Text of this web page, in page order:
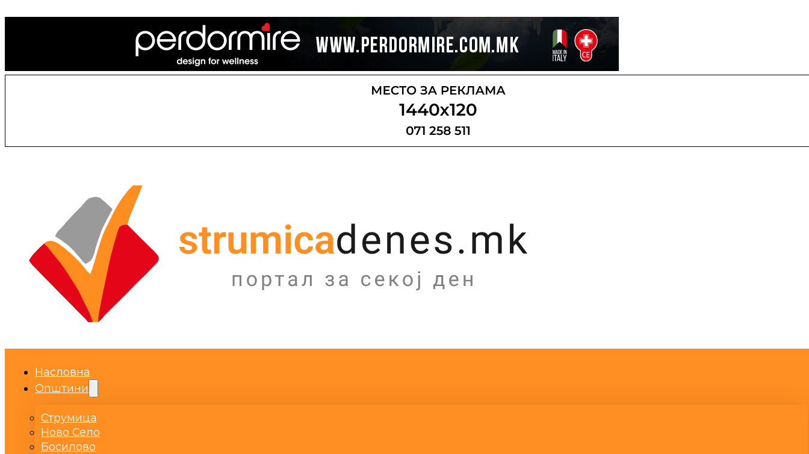
Насловна
Општини
Струмица
Ново Село
Босилово